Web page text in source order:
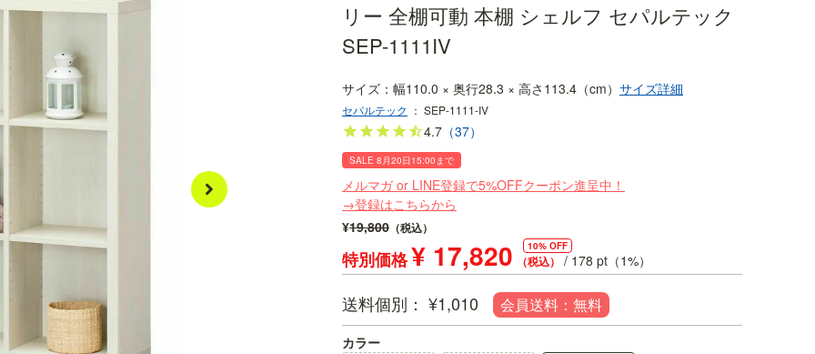
リー 全棚可動 本棚 シェルフ セパルテック
SEP-1111IV
幅110.0 × 奥行28.3 × 高さ113.4（cm） サイズ詳細
セパルテック ： SEP-1111-IV
4.7 （37）
SALE 8月20日15:00まで
メルマガ or LINE登録で5%OFFクーポン進呈中！
→登録はこちらから
¥19,800 税込
¥ 17,820 10% OFF
税込 / 178 pt（1%）
送料個別 ¥1,010
カラー